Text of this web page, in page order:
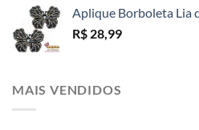
Aplique Borboleta Lia
R$ 28,99
MAIS VENDIDOS